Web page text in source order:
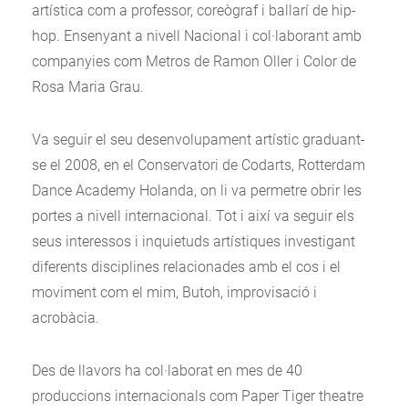
artística com a professor, coreògraf i ballarí de hip-
hop. Ensenyant a nivell Nacional i col·laborant amb
companyies com Metros de Ramon Oller i Color de
Rosa Maria Grau.
Va seguir el seu desenvolupament artístic graduant-
se el 2008, en el Conservatori de Codarts, Rotterdam
Dance Academy Holanda, on li va permetre obrir les
portes a nivell internacional. Tot i així va seguir els
seus interessos i inquietuds artístiques investigant
diferents disciplines relacionades amb el cos i el
moviment com el mim, Butoh, improvisació i
acrobàcia.
Des de llavors ha col·laborat en mes de 40
produccions internacionals com Paper Tiger theatre